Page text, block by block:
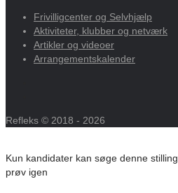
Frivilligcenter og Selvhjælp
Aktiviteter, klubber og netværk
Artikler og videoer
Arrangementskalender
Refleks © 2018 - 2026
Kun kandidater kan søge denne stilling
prøv igen